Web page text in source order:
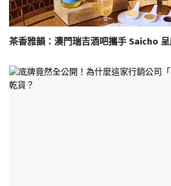
茶香雅韻：澳門瑞吉酒吧攜手 Saicho